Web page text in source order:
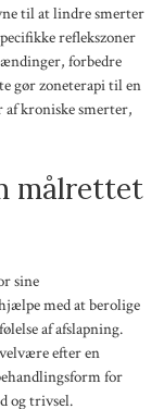
til at lindre smerter
reflekszoner
forbedre
gør zoneterapi til en
kroniske smerter,
målrettet
sine
med at berolige
af afslapning.
efter en
for
og trivsel.